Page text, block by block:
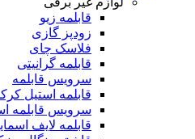
قابلمه زیو
زودپز گازی
فلاسک چای
قابلمه گرانیتی
سرویس قابلمه
قابلمه استیل
سرویس قابلمه
قابلمه لایف